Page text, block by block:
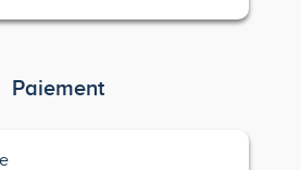
Paiement